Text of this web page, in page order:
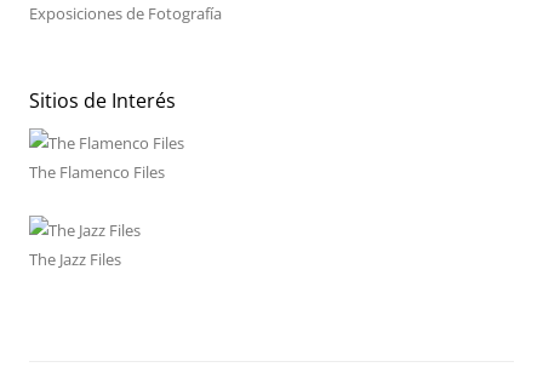
Exposiciones de Fotografía
Sitios de Interés
The Flamenco Files
The Jazz Files